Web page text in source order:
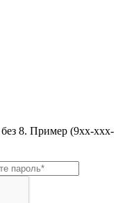
8. Пример (9хх-ххх-